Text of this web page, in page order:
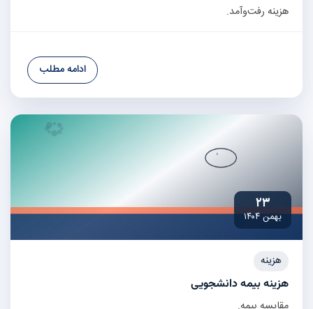
هزینه رفت‌وآمد.
ادامه مطلب
۲۳
بهمن ۱۴۰۴
هزینه
هزینه بیمه دانشجویی